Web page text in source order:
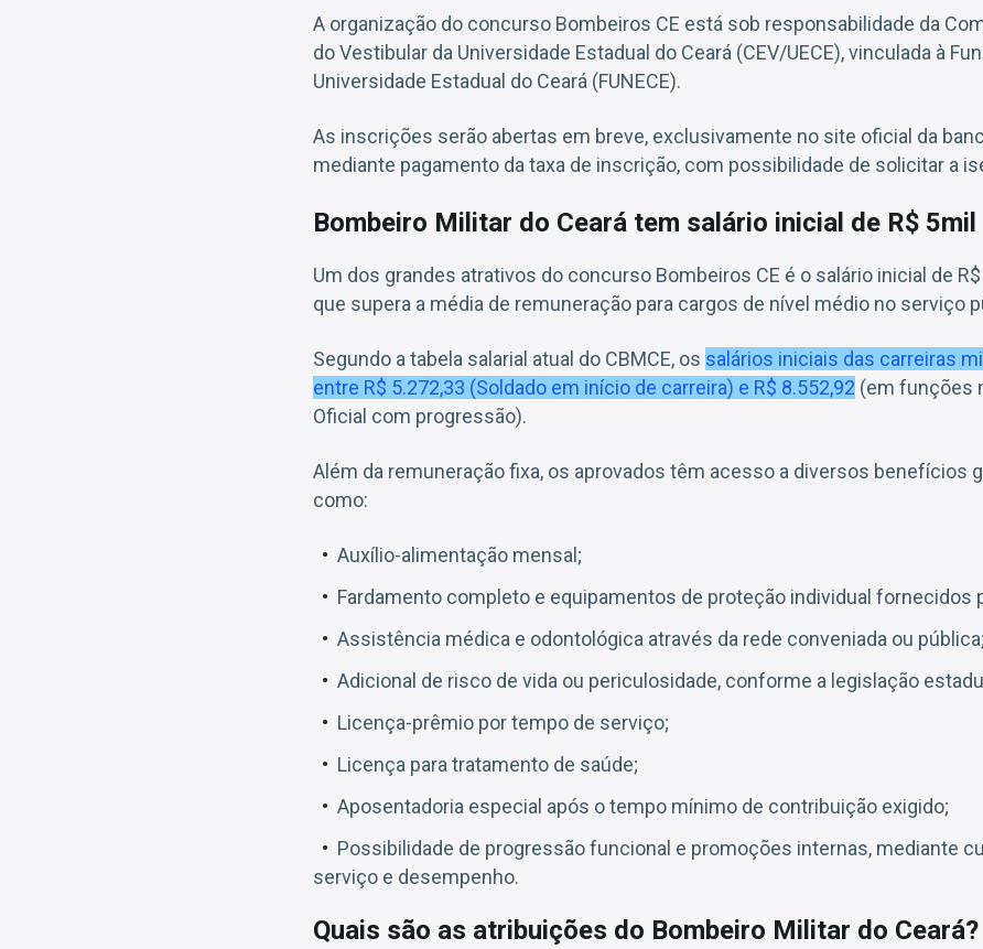
A organização do concurso Bombeiros CE está sob responsabilidade da
do Vestibular da Universidade Estadual do Ceará (CEV/UECE), vinculada à
Universidade Estadual do Ceará (FUNECE).
As inscrições serão abertas em breve, exclusivamente no site oficial da
mediante pagamento da taxa de inscrição, com possibilidade de solicitar a
Bombeiro Militar do Ceará tem salário inicial de R$ 5mil
Um dos grandes atrativos do concurso Bombeiros CE é o salário inicial de
que supera a média de remuneração para cargos de nível médio no serviço
Segundo a tabela salarial atual do CBMCE, os salários iniciais das carreiras
entre R$ 5.272,33 (Soldado em início de carreira) e R$ 8.552,92 (em funções
Oficial com progressão).
Além da remuneração fixa, os aprovados têm acesso a diversos benefícios
como:
Auxílio-alimentação mensal;
Fardamento completo e equipamentos de proteção individual fornecidos
Assistência médica e odontológica através da rede conveniada ou pública;
Adicional de risco de vida ou periculosidade, conforme a legislação
Licença-prêmio por tempo de serviço;
Licença para tratamento de saúde;
Aposentadoria especial após o tempo mínimo de contribuição exigido;
Possibilidade de progressão funcional e promoções internas, mediante
serviço e desempenho.
Quais são as atribuições do Bombeiro Militar do Ceará?